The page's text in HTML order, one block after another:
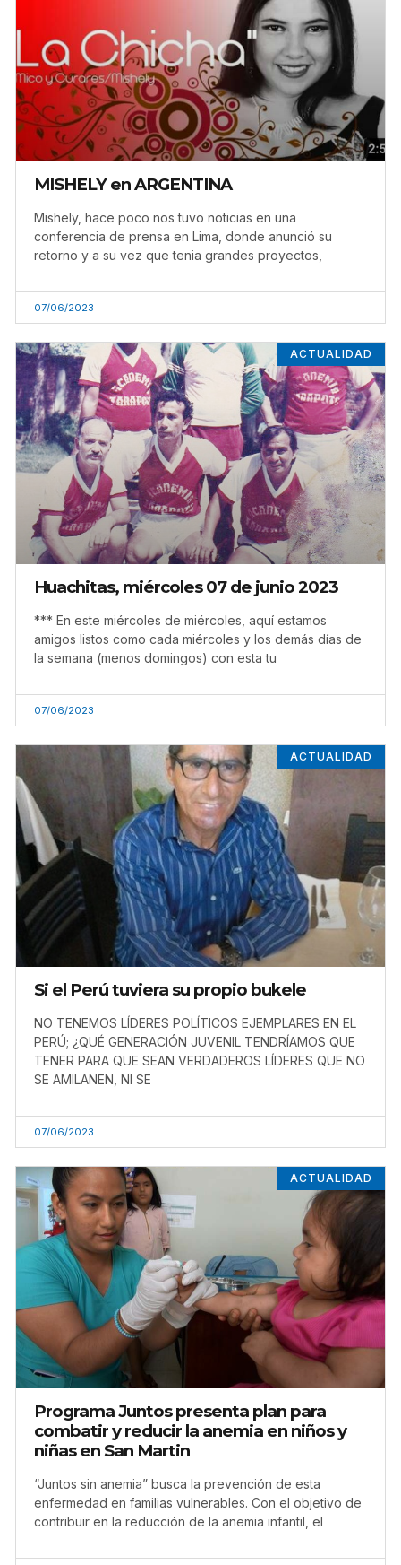
MISHELY en ARGENTINA
Mishely, hace poco nos tuvo noticias en una
conferencia de prensa en Lima, donde anunció su
retorno y a su vez que tenia grandes proyectos,
07/06/2023
ACTUALIDAD
Huachitas, miércoles 07 de junio 2023
*** En este miércoles de miércoles, aquí estamos
amigos listos como cada miércoles y los demás días de
la semana (menos domingos) con esta tu
07/06/2023
ACTUALIDAD
Si el Perú tuviera su propio bukele
NO TENEMOS LÍDERES POLÍTICOS EJEMPLARES EN EL
PERÚ; ¿QUÉ GENERACIÓN JUVENIL TENDRÍAMOS QUE
TENER PARA QUE SEAN VERDADEROS LÍDERES QUE NO
SE AMILANEN, NI SE
07/06/2023
ACTUALIDAD
Programa Juntos presenta plan para
combatir y reducir la anemia en niños y
niñas en San Martin
“Juntos sin anemia” busca la prevención de esta
enfermedad en familias vulnerables. Con el objetivo de
contribuir en la reducción de la anemia infantil, el